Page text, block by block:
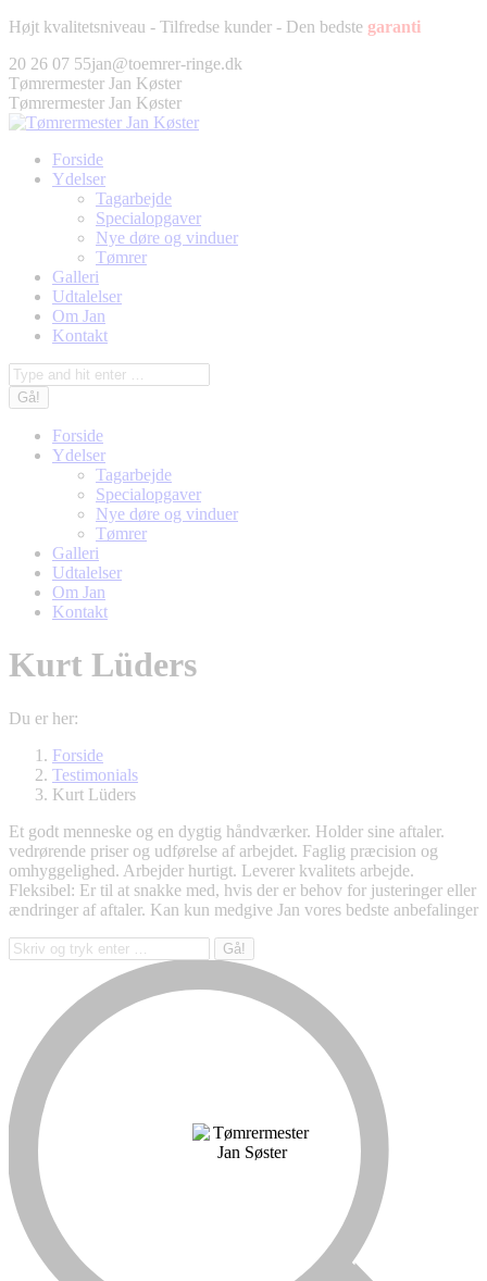
Fortsæt
indhold
Højt kvalitetsniveau - Tilfredse kunder - Den bedste garanti
Facebook
page
opens
in
window
Twitter
page
opens
in
window
Pinterest
page
opens
in
window
Instagram
page
opens
in
window
20 26 07 55jan@toemrer-ringe.dk
Tømrermester Jan Køster
Tømrermester Jan Køster
Forside
Ydelser
Tagarbejde
Specialopgaver
Nye døre og vinduer
Tømrer
Galleri
Udtalelser
Om Jan
Kontakt
Søg:
Forside
Ydelser
Tagarbejde
Specialopgaver
Nye døre og vinduer
Tømrer
Galleri
Udtalelser
Om Jan
Kontakt
Kurt Lüders
Du er her:
Forside
Testimonials
Kurt Lüders
Et godt menneske og en dygtig håndværker. Holder sine aftaler.
vedrørende priser og udførelse af arbejdet. Faglig præcision og
omhyggelighed. Arbejder hurtigt. Leverer kvalitets arbejde.
Fleksibel: Er til at snakke med, hvis der er behov for justeringer eller
ændringer af aftaler. Kan kun medgive Jan vores bedste anbefalinger
Søg: